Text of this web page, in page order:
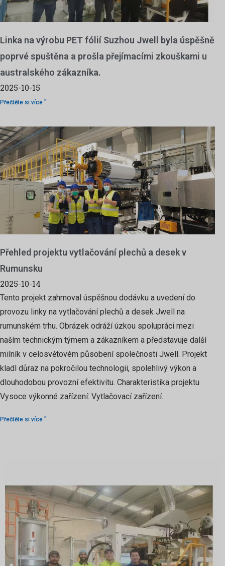
Linka na výrobu PET fólií Suzhou Jwell byla úspěšně
poprvé spuštěna a prošla přejímacími zkouškami u
australského zákazníka.
2025-10-15
Přečtěte si více "
Přehled projektu vytlačování plechů a desek v
Rumunsku
2025-10-14
Tento projekt zahrnoval úspěšnou dodávku a uvedení do
provozu linky na vytlačování plechů a desek Jwell na
rumunském trhu. Obrázek odráží úzkou spolupráci mezi
naším technickým týmem a zákazníkem a představuje další
milník v celosvětovém působení společnosti Jwell. Projekt
kladl důraz na pokročilou technologii, spolehlivý výkon a
dlouhodobou provozní efektivitu. Charakteristika projektu
Vysoce výkonné zařízení: Vytlačovací zařízení.
Přečtěte si více "